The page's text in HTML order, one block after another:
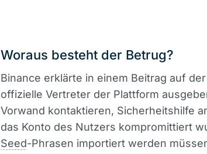
Woraus besteht der Betrug?
Binance erklärte in einem Beitrag auf der
offizielle Vertreter der Plattform
Vorwand kontaktieren, Sicherheitshilfe
das Konto des Nutzers kompromittiert
Seed-Phrasen importiert werden